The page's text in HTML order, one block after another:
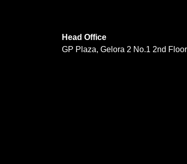
Head Office
GP Plaza, Gelora 2 No.1 2nd